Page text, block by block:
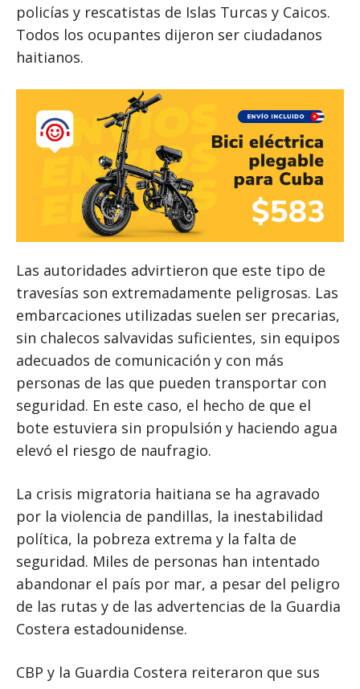
policías y rescatistas de Islas Turcas y Caicos.
Todos los ocupantes dijeron ser ciudadanos
haitianos.
Las autoridades advirtieron que este tipo de
travesías son extremadamente peligrosas. Las
embarcaciones utilizadas suelen ser precarias,
sin chalecos salvavidas suficientes, sin equipos
adecuados de comunicación y con más
personas de las que pueden transportar con
seguridad. En este caso, el hecho de que el
bote estuviera sin propulsión y haciendo agua
elevó el riesgo de naufragio.
La crisis migratoria haitiana se ha agravado
por la violencia de pandillas, la inestabilidad
política, la pobreza extrema y la falta de
seguridad. Miles de personas han intentado
abandonar el país por mar, a pesar del peligro
de las rutas y de las advertencias de la Guardia
Costera estadounidense.
CBP y la Guardia Costera reiteraron que sus